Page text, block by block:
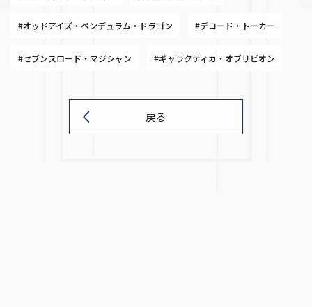
#オッドアイズ・ペンデュラム・ドラゴン #デコード・トーカー
#セブンスロード・マジシャン #ギャラクティカ・オブリビオン
戻る